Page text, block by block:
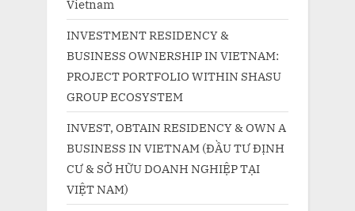
Vietnam
INVESTMENT RESIDENCY &
BUSINESS OWNERSHIP IN VIETNAM:
PROJECT PORTFOLIO WITHIN SHASU
GROUP ECOSYSTEM
INVEST, OBTAIN RESIDENCY & OWN A
BUSINESS IN VIETNAM (ĐẦU TƯ ĐỊNH
CƯ & SỞ HỮU DOANH NGHIỆP TẠI
VIỆT NAM)